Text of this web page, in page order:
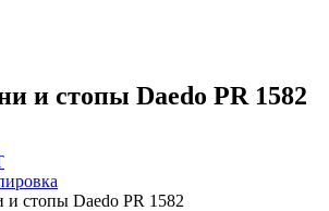
и стопы Daedo PR 1582
и стопы Daedo PR 1582